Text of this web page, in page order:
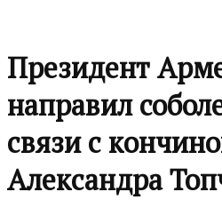
Президент
направил
связи с
Александра